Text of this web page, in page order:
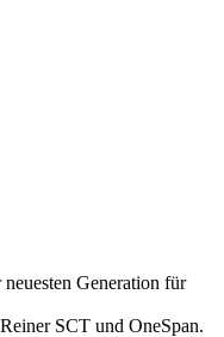
Generation für
SCT und OneSpan.